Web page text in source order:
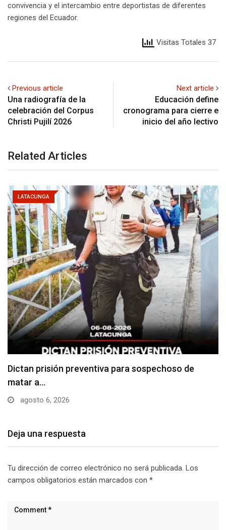
convivencia y el intercambio entre deportistas de diferentes
regiones del Ecuador.
Visitas Totales 37
Previous article
Una radiografía de la
celebración del Corpus
Christi Pujilí 2026
Next article
Educación define
cronograma para cierre e
inicio del año lectivo
Related Articles
LATACUNGA
Usuarios madrugan y hacen largas filas para
obtener…
agosto 6, 2026
Deja una respuesta
Tu dirección de correo electrónico no será publicada. Los
campos obligatorios están marcados con *